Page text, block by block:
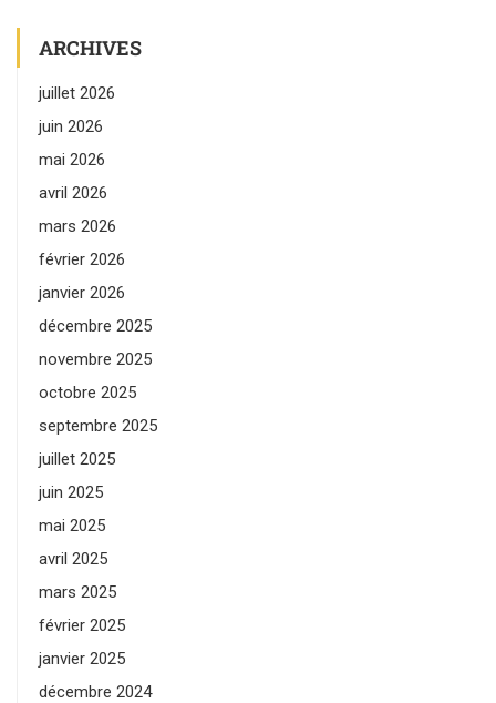
ARCHIVES
juillet 2026
juin 2026
mai 2026
avril 2026
mars 2026
février 2026
janvier 2026
décembre 2025
novembre 2025
octobre 2025
septembre 2025
juillet 2025
juin 2025
mai 2025
avril 2025
mars 2025
février 2025
janvier 2025
décembre 2024